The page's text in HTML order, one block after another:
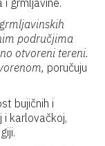
i grmljavine.
područjima
otvoreni tereni.
poručuju
bujičnih i
i karlovačkoj,